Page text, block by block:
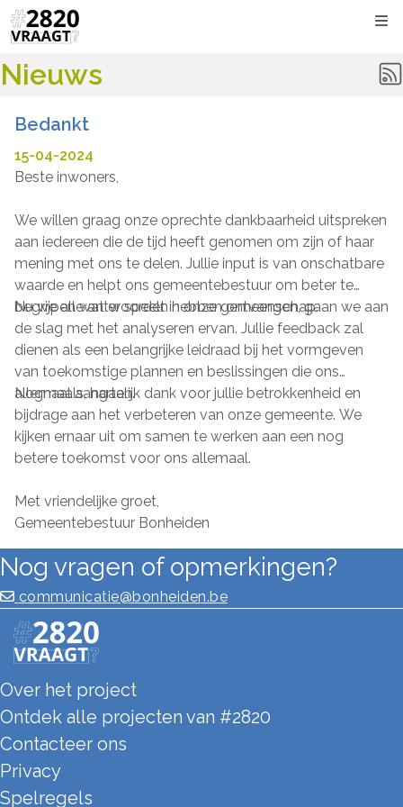
Nieuws
Bedankt
15-04-2024
Beste inwoners,
We willen graag onze oprechte dankbaarheid uitspreken
aan iedereen die de tijd heeft genomen om zijn of haar
mening met ons te delen. Jullie input is van onschatbare
waarde en helpt ons gemeentebestuur om beter te
begrijpen wat er speelt in onze gemeenschap.
Nu we alle antwoorden hebben ontvangen, gaan we aan
de slag met het analyseren ervan. Jullie feedback zal
dienen als een belangrijke leidraad bij het vormgeven
van toekomstige plannen en beslissingen die ons
allemaal aangaan.
Nogmaals, hartelijk dank voor jullie betrokkenheid en
bijdrage aan het verbeteren van onze gemeente. We
kijken ernaar uit om samen te werken aan een nog
betere toekomst voor ons allemaal.
Met vriendelijke groet,
Gemeentebestuur Bonheiden
Nog vragen of opmerkingen?
communicatie@bonheiden.be
Over het project
Ontdek alle projecten van #2820
Contacteer ons
Privacy
Spelregels